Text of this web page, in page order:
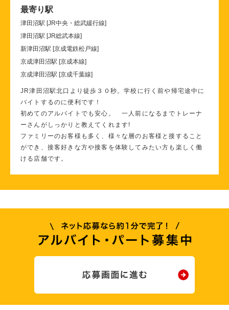
最寄り駅
津田沼駅 [JR中央・総武緩行線]
津田沼駅 [JR総武本線]
新津田沼駅 [京成電鉄松戸線]
京成津田沼駅 [京成本線]
京成津田沼駅 [京成千葉線]
JR津田沼駅北口より徒歩３０秒。学校に行く前や帰宅途中に
バイトするのに便利です！
初めてのアルバイトでも安心。 一人前になるまでトレーナ
ーさんがしっかりと教えてくれます!
ファミリーのお客様も多く、様々な層のお客様と接すること
ができ、接客好きな方や接客を体験してみたい方も楽しく働
ける店舗です。